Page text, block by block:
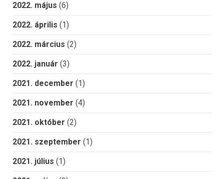
2022. május (6)
2022. április (1)
2022. március (2)
2022. január (3)
2021. december (1)
2021. november (4)
2021. október (2)
2021. szeptember (1)
2021. július (1)